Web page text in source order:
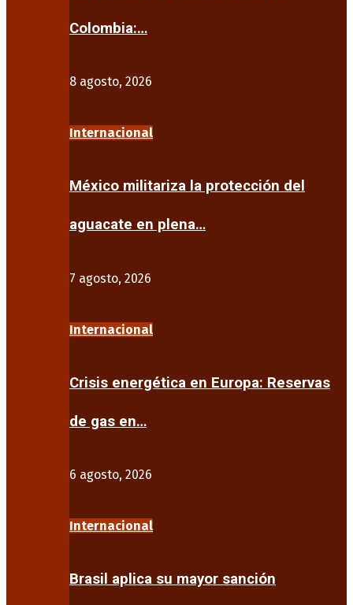
Colombia:…
8 agosto, 2026
Internacional
México militariza la protección del
aguacate en plena…
7 agosto, 2026
Internacional
Crisis energética en Europa: Reservas
de gas en…
6 agosto, 2026
Internacional
Brasil aplica su mayor sanción